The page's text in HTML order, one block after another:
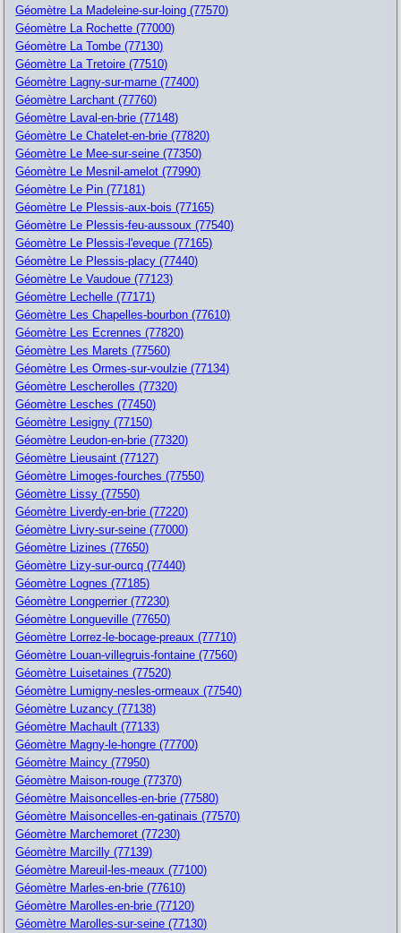
Géomètre La Madeleine-sur-loing (77570)
Géomètre La Rochette (77000)
Géomètre La Tombe (77130)
Géomètre La Tretoire (77510)
Géomètre Lagny-sur-marne (77400)
Géomètre Larchant (77760)
Géomètre Laval-en-brie (77148)
Géomètre Le Chatelet-en-brie (77820)
Géomètre Le Mee-sur-seine (77350)
Géomètre Le Mesnil-amelot (77990)
Géomètre Le Pin (77181)
Géomètre Le Plessis-aux-bois (77165)
Géomètre Le Plessis-feu-aussoux (77540)
Géomètre Le Plessis-l'eveque (77165)
Géomètre Le Plessis-placy (77440)
Géomètre Le Vaudoue (77123)
Géomètre Lechelle (77171)
Géomètre Les Chapelles-bourbon (77610)
Géomètre Les Ecrennes (77820)
Géomètre Les Marets (77560)
Géomètre Les Ormes-sur-voulzie (77134)
Géomètre Lescherolles (77320)
Géomètre Lesches (77450)
Géomètre Lesigny (77150)
Géomètre Leudon-en-brie (77320)
Géomètre Lieusaint (77127)
Géomètre Limoges-fourches (77550)
Géomètre Lissy (77550)
Géomètre Liverdy-en-brie (77220)
Géomètre Livry-sur-seine (77000)
Géomètre Lizines (77650)
Géomètre Lizy-sur-ourcq (77440)
Géomètre Lognes (77185)
Géomètre Longperrier (77230)
Géomètre Longueville (77650)
Géomètre Lorrez-le-bocage-preaux (77710)
Géomètre Louan-villegruis-fontaine (77560)
Géomètre Luisetaines (77520)
Géomètre Lumigny-nesles-ormeaux (77540)
Géomètre Luzancy (77138)
Géomètre Machault (77133)
Géomètre Magny-le-hongre (77700)
Géomètre Maincy (77950)
Géomètre Maison-rouge (77370)
Géomètre Maisoncelles-en-brie (77580)
Géomètre Maisoncelles-en-gatinais (77570)
Géomètre Marchemoret (77230)
Géomètre Marcilly (77139)
Géomètre Mareuil-les-meaux (77100)
Géomètre Marles-en-brie (77610)
Géomètre Marolles-en-brie (77120)
Géomètre Marolles-sur-seine (77130)